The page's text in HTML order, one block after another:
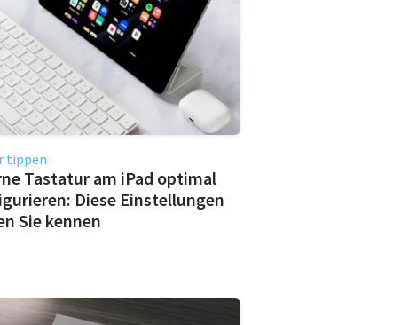
tippen
Tastatur am iPad optimal
Diese Einstellungen
Sie kennen